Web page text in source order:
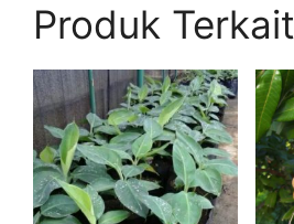
Produk Terkait